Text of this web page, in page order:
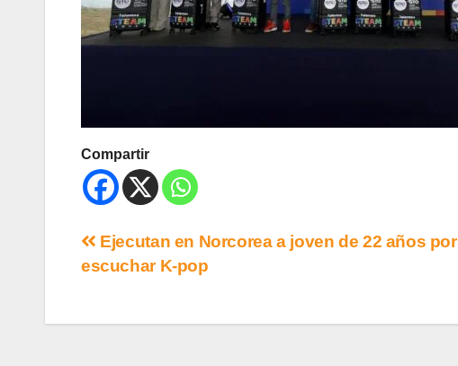
Compartir
Ejecutan en Norcorea a joven de 22 años por
escuchar K-pop